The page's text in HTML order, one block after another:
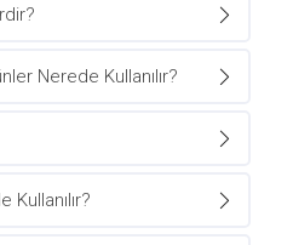
Nerede Kullanılır?
Kullanılır?